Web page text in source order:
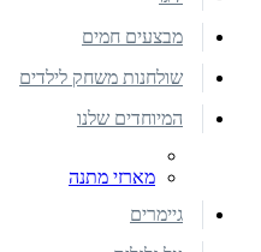
מבצעים חמים
שולחנות משחק לילדים
המיוחדים שלנו
מארזי מתנה
גיימרים